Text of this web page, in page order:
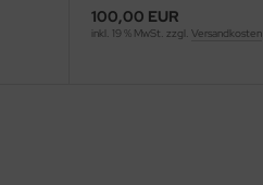
100,00 EUR
inkl. 19 % MwSt. zzgl.Versandkosten